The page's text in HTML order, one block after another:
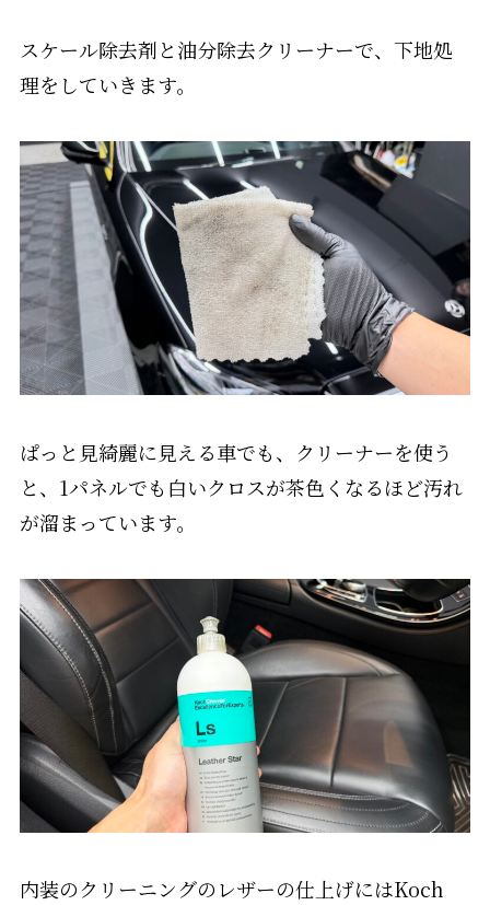
スケール除去剤と油分除去クリーナーで、下地処
理をしていきます。
ぱっと見綺麗に見える車でも、クリーナーを使う
と、1パネルでも白いクロスが茶色くなるほど汚れ
が溜まっています。
内装のクリーニングのレザーの仕上げにはKoch